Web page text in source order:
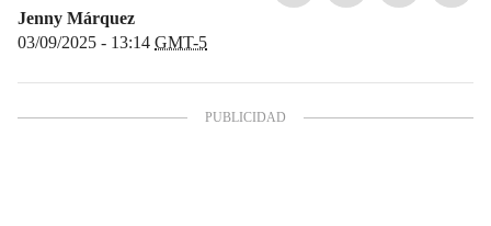
Jenny Márquez
03/09/2025 - 13:14 GMT-5